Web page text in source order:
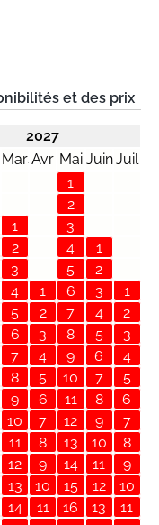
et des prix
2027
MarsAvr Mai JuinJuil
1
2
3
4
5
6
7
8
9
10
11
12
13
14
1
2
3
4
5
6
7
8
9
10
11
1
2
3
4
5
6
7
8
9
10
11
12
13
14
15
16
1
2
3
4
5
6
7
8
9
10
11
12
13
1
2
3
4
5
6
7
8
9
10
11